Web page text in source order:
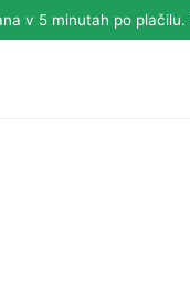
v 5 minutah po plačilu.